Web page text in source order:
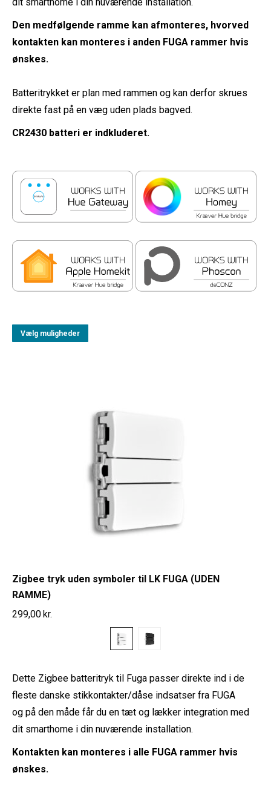
dit smarthome i din nuværende installation.
Den medfølgende ramme kan afmonteres, hvorved
kontakten kan monteres i anden FUGA rammer hvis
ønskes.
Batteritrykket er plan med rammen og kan derfor skrues
direkte fast på en væg uden plads bagved.
CR2430 batteri er indkluderet.
Vælg muligheder
Zigbee tryk uden symboler til LK FUGA (UDEN
RAMME)
299,00kr.
Dette Zigbee batteritryk til Fuga passer direkte ind i de
fleste danske stikkontakter/dåse indsatser fra FUGA
og på den måde får du en tæt og lækker integration med
dit smarthome i din nuværende installation.
Kontakten kan monteres i alle FUGA rammer hvis
ønskes.